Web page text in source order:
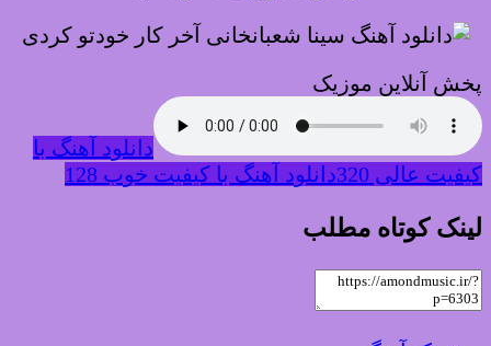
پخش آنلاین موزیک
دانلود آهنگ با
کیفیت عالی 320
دانلود آهنگ با کیفیت خوب 128
لینک کوتاه مطلب